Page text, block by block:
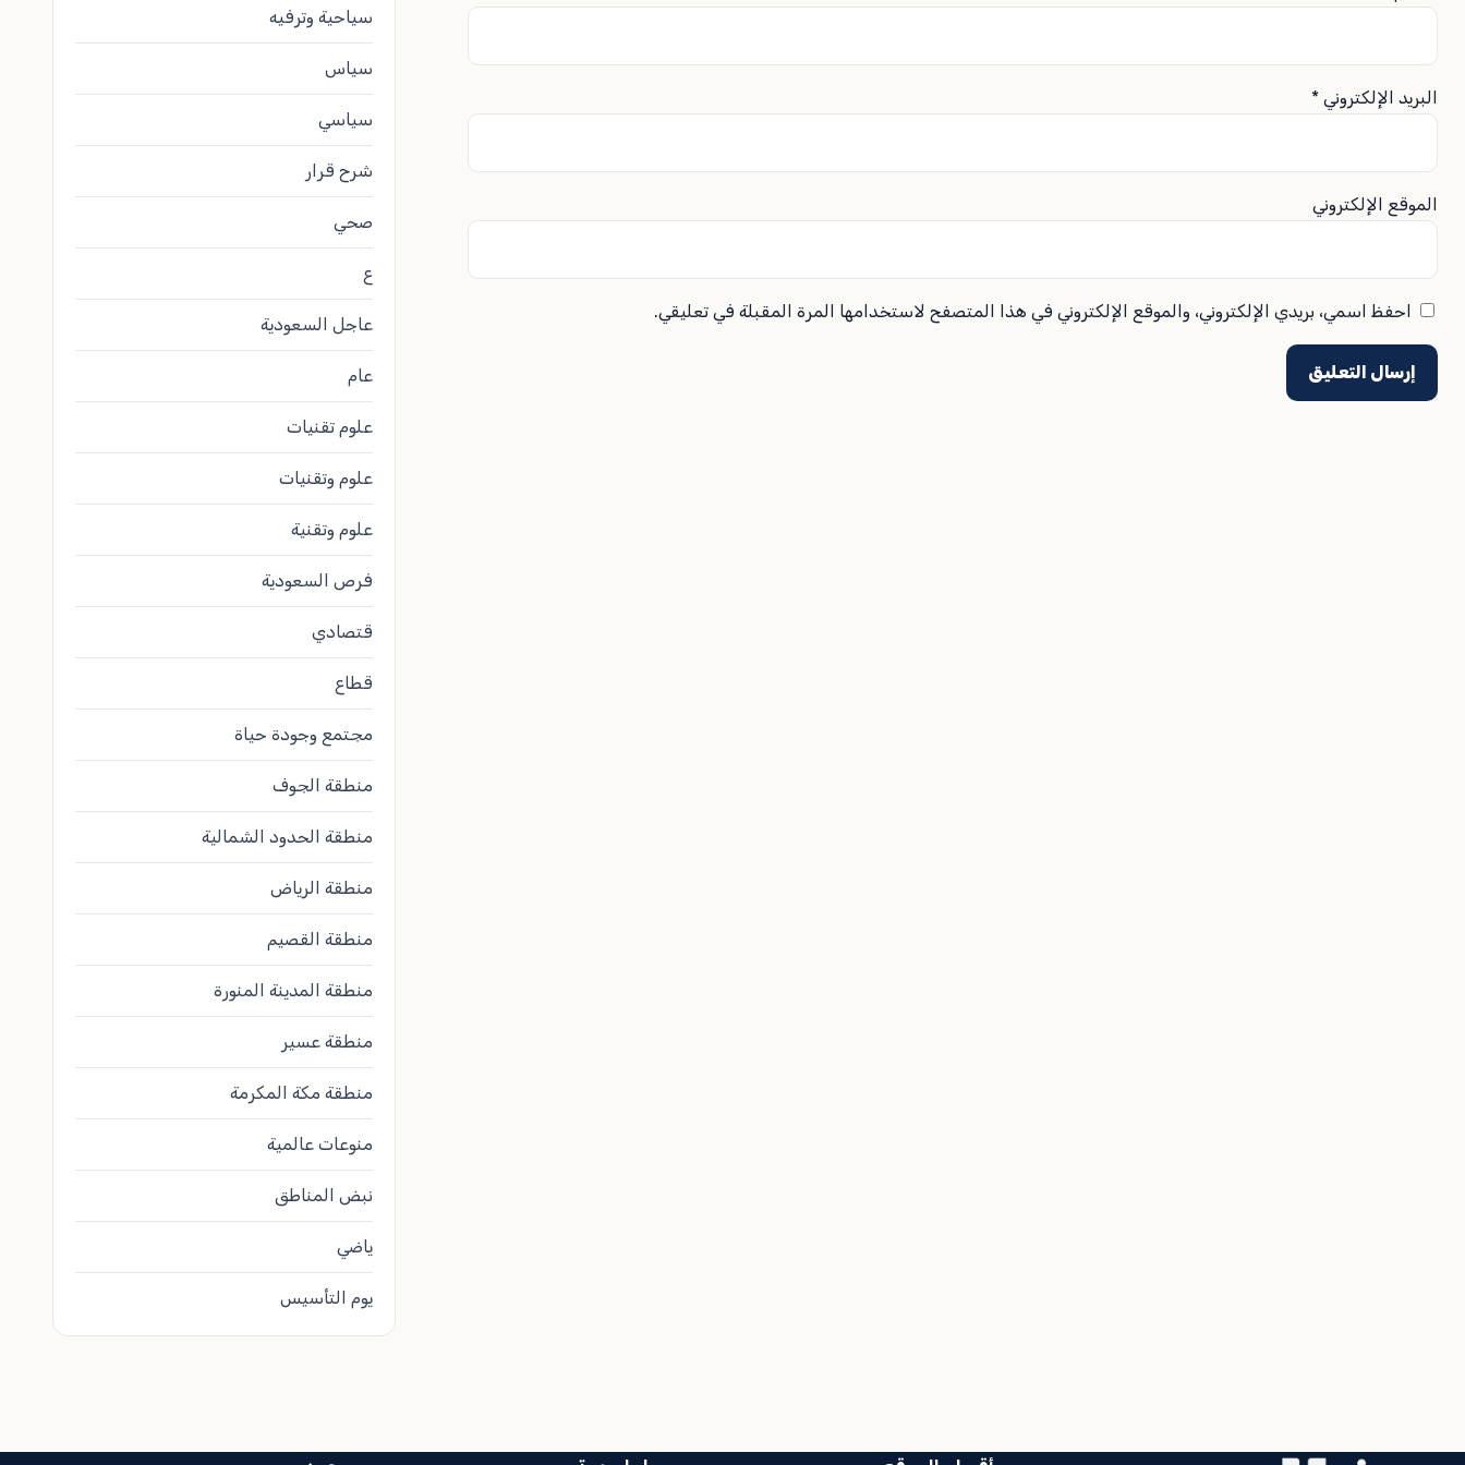
البريد الإلكتروني*
الموقع الإلكتروني
احفظ اسمي، بريدي الإلكتروني، والموقع الإلكتروني في هذا المتصفح لاستخدامها المرة المقبلة في تعليقي.
سياحية وترفيه
سياس
سياسي
شرح قرار
صحي
ع
عاجل السعودية
عام
علوم تقنيات
علوم وتقنيات
علوم وتقنية
فرص السعودية
قتصادي
قطاع
مجتمع وجودة حياة
منطقة الجوف
منطقة الحدود الشمالية
منطقة الرياض
منطقة القصيم
منطقة المدينة المنورة
منطقة عسير
منطقة مكة المكرمة
منوعات عالمية
نبض المناطق
ياضي
يوم التأسيس